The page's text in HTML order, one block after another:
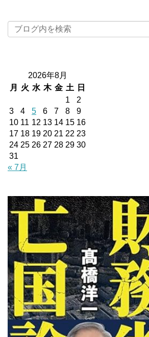
2026年8月
月
火 水 木 金 土
日
1
2
3
4 5 6 7 8
9
10 11 12 13 14 15 16
17 18 19 20 21 22 23
24 25 26 27 28 29 30
31
« 7月